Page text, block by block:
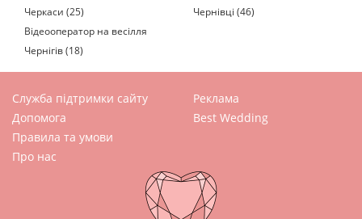
Черкаси (25)
Чернівці (46)
Відеооператор на весілля
Чернігів (18)
Служба підтримки сайту
Допомога
Правила та умови
Про нас
Реклама
Best Wedding